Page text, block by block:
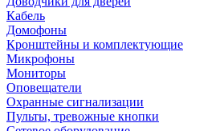
Кабель
Домофоны
Кронштейны и комплектующие
Микрофоны
Мониторы
Оповещатели
Охранные сигнализации
Пульты, тревожные кнопки